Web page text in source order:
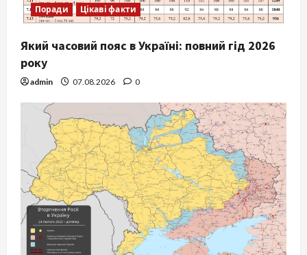
Поради Цікаві факти
Який часовий пояс в Україні: повний гід 2026
року
admin 07.08.2026 0